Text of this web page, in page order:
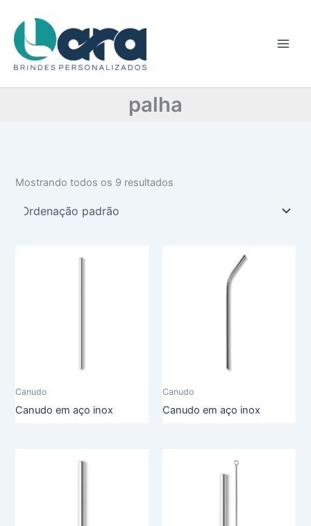
para
conteúdo
palha
t
e
r
Mostrando todos os 9 resultados
Canudo
Canudo em aço inox
Canudo
Canudo em aço inox